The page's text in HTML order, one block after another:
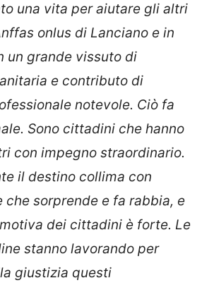
una vita per aiutare gli altri
onlus di Lanciano e in
un grande vissuto di
e contributo di
notevole. Ciò fa
Sono cittadini che hanno
con impegno straordinario.
il destino collima con
che sorprende e fa rabbia, e
dei cittadini è forte. Le
stanno lavorando per
giustizia questi